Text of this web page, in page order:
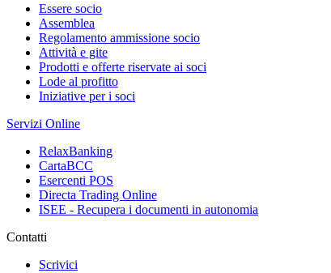
Essere socio
Assemblea
Regolamento ammissione socio
Attività e gite
Prodotti e offerte riservate ai soci
Lode al profitto
Iniziative per i soci
Servizi Online
RelaxBanking
CartaBCC
Esercenti POS
Directa Trading Online
ISEE - Recupera i documenti in autonomia
Contatti
Scrivici